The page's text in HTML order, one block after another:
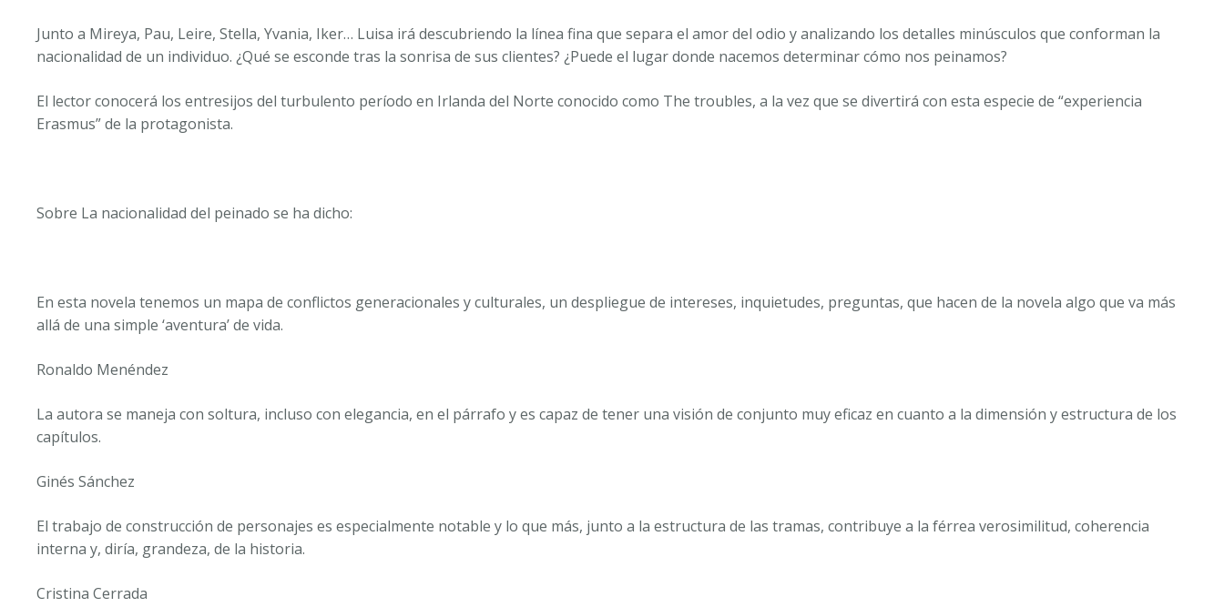
Junto a Mireya, Pau, Leire, Stella, Yvania, Iker… Luisa irá descubriendo la línea fina que separa el amor del odio y analizando los detalles minúsculos que conforman la
nacionalidad de un individuo. ¿Qué se esconde tras la sonrisa de sus clientes? ¿Puede el lugar donde nacemos determinar cómo nos peinamos?
El lector conocerá los entresijos del turbulento período en Irlanda del Norte conocido como The troubles, a la vez que se divertirá con esta especie de “experiencia
Erasmus” de la protagonista.
Sobre La nacionalidad del peinado se ha dicho:
En esta novela tenemos un mapa de conflictos generacionales y culturales, un despliegue de intereses, inquietudes, preguntas, que hacen de la novela algo que va más
allá de una simple ‘aventura’ de vida.
Ronaldo Menéndez
La autora se maneja con soltura, incluso con elegancia, en el párrafo y es capaz de tener una visión de conjunto muy eficaz en cuanto a la dimensión y estructura de los
capítulos.
Ginés Sánchez
El trabajo de construcción de personajes es especialmente notable y lo que más, junto a la estructura de las tramas, contribuye a la férrea verosimilitud, coherencia
interna y, diría, grandeza, de la historia.
Cristina Cerrada